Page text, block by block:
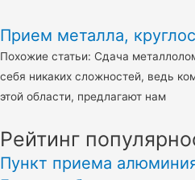
Прием металла,
Похожие статьи: Сдача
себя никаких сложностей, ведь
этой области, предлагают нам
Рейтинг
Пункт приема